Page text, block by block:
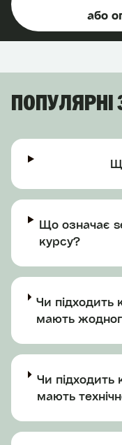
або
ПОПУЛЯРНІ
Що означає
курсу?
Чи підходить
мають
Чи підходить
мають